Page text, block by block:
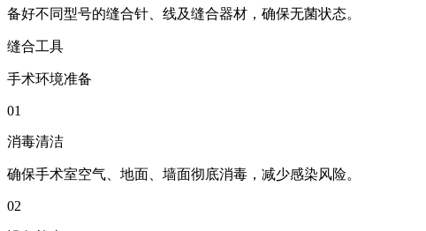
备好不同型号的缝合针、线及缝合器材，确保无菌状态。
缝合工具
手术环境准备
01
消毒清洁
确保手术室空气、地面、墙面彻底消毒，减少感染风险。
02